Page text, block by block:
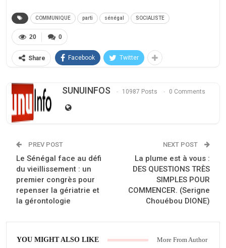
COMMUNIQUE parti sénégal SOCIALISTE
0
20
Share Facebook Twitter
SUNUINFOS 10987 Posts 0 Comments
PREV POST
Le Sénégal face au défi
du vieillissement : un
premier congrès pour
repenser la gériatrie et
la gérontologie
NEXT POST
La plume est à vous :
DES QUESTIONS TRÈS
SIMPLES POUR
COMMENCER. (Serigne
Chouébou DIONE)
YOU MIGHT ALSO LIKE More From Author